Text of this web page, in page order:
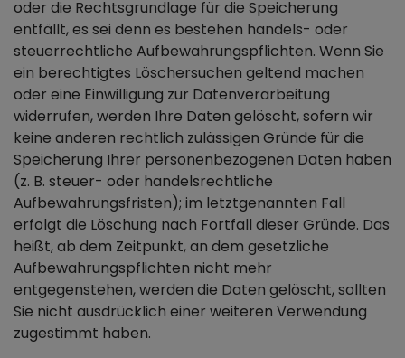
oder die Rechtsgrundlage für die Speicherung
entfällt, es sei denn es bestehen handels- oder
steuerrechtliche Aufbewahrungspflichten. Wenn Sie
ein berechtigtes Löschersuchen geltend machen
oder eine Einwilligung zur Datenverarbeitung
widerrufen, werden Ihre Daten gelöscht, sofern wir
keine anderen rechtlich zulässigen Gründe für die
Speicherung Ihrer personenbezogenen Daten haben
(z. B. steuer- oder handelsrechtliche
Aufbewahrungsfristen); im letztgenannten Fall
erfolgt die Löschung nach Fortfall dieser Gründe. Das
heißt, ab dem Zeitpunkt, an dem gesetzliche
Aufbewahrungspflichten nicht mehr
entgegenstehen, werden die Daten gelöscht, sollten
Sie nicht ausdrücklich einer weiteren Verwendung
zugestimmt haben.